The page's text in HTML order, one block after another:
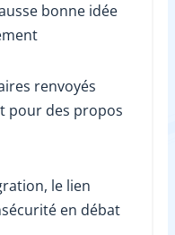
bonne idée
renvoyés
pour des propos
le lien
en débat